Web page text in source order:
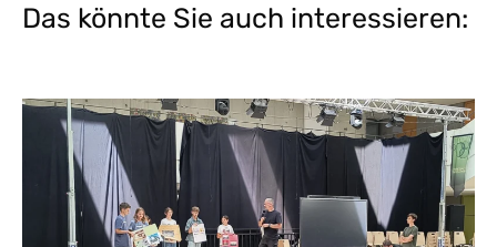
Das könnte Sie auch interessieren: